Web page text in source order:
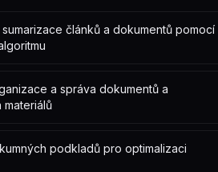
článků a dokumentů pomocí
a správa dokumentů a
materiálů
podkladů pro optimalizaci